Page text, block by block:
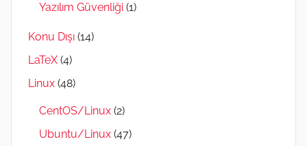
Yazılım Güvenliği (1)
Konu Dışı (14)
LaTeX (4)
Linux (48)
CentOS/Linux (2)
Ubuntu/Linux (47)